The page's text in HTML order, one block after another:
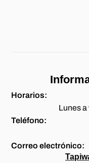
Horarios:
Lunes
Teléfono:
Correo electrónico: